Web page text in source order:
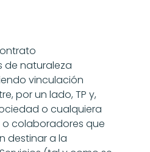
de naturaleza
vinculación
por un lado, TP y,
o cualquiera
colaboradores que
destinar a la